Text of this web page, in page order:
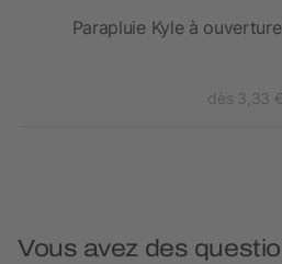
Parapluie Kyle à
dès 3,33 €
Vous avez des